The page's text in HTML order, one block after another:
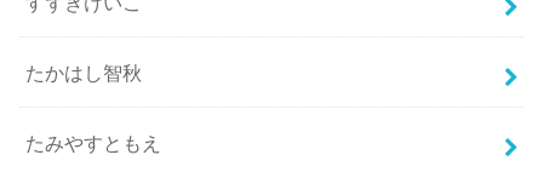
たかはし智秋
たみやすともえ